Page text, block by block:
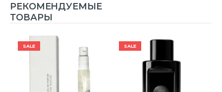
РЕКОМЕНДУЕМЫЕ
ТОВАРЫ
SALE SALE